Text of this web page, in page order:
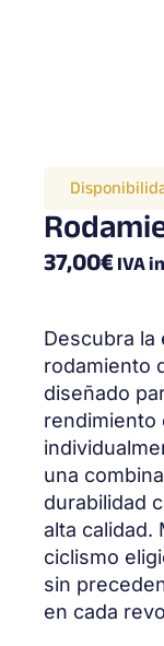
37,00€IVA
Descubra la
rodamiento
diseñado
rendimiento
una
durabilidad
alta calidad.
ciclismo
sin
en cada